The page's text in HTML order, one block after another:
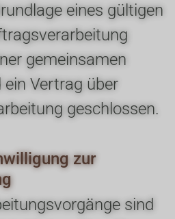
eines gültigen
gemeinsamen
Vertrag über
geschlossen.
zur
sind